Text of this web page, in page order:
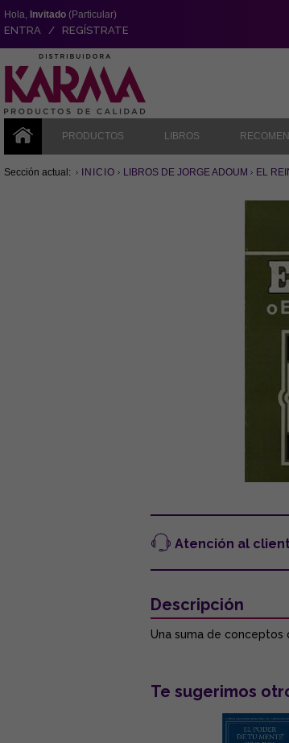
Hola, Invitado (Particular)
ENTRA / REGÍSTRATE
PRODUCTOS LIBROS
Sección actual: INICIO LIBROS DE JORGE ADOUM EL
Atención al
Descripción
Una suma de conceptos
Te sugerimos